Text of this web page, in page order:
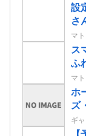
設
さ
マ
ス
ふ
マ
ホ
ズ
ギ